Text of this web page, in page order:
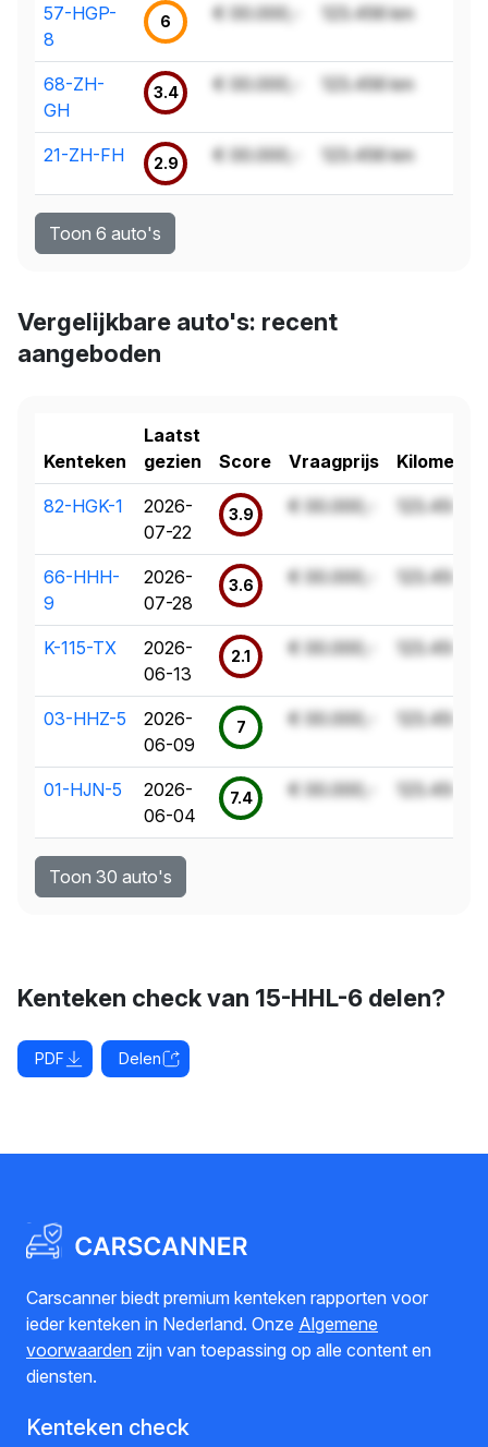
57-HGP-
8
6 € 00.000,- 123.456 km
68-ZH-
GH
3.4 € 00.000,- 123.456 km
21-ZH-FH 2.9 € 00.000,- 123.456 km
Toon 6 auto's
Vergelijkbare auto's: recent
aangeboden
Kenteken
Laatst
gezien
Score Vraagprijs
82-HGK-1
2026-
07-22
3.9 € 00.000,- 123.456 km
66-HHH-
9
2026-
07-28
3.6 € 00.000,- 123.456 km
K-115-TX
2026-
06-13
2.1 € 00.000,- 123.456 km
03-HHZ-5
2026-
06-09
7 € 00.000,- 123.456 km
01-HJN-5
2026-
06-04
7.4 € 00.000,- 123.456 km
Toon 30 auto's
Kenteken check van 15-HHL-6 delen?
PDF Delen
Carscanner biedt premium kenteken rapporten voor
ieder kenteken in Nederland. Onze Algemene
voorwaarden zijn van toepassing op alle content en
diensten.
Kenteken check